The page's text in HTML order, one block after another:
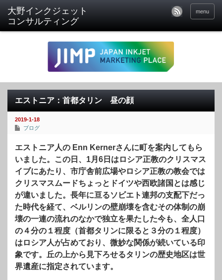
menu
エストニア：首都タリン 昼の顔
2019-1-18
ブログ
エストニア人の Enn Kernerさんに町を案内してもら
いました。この日、1月6日はロシア正教のクリスマス
イブにあたり、市庁舎前広場やロシア正教の教会では
クリスマスムードちょっとドイツや西欧諸国とは感じ
が違いました。長年に亘るソビエト連邦の支配下だっ
た時代を経て、ベルリンの壁崩壊を含むその体制の崩
壊の一連の流れのなかで独立を果たした今も、全人口
の４分の１程度（首都タリンに限ると３分の１程度）
はロシア人が占めており、微妙な関係が続いている印
象です。丘の上から見下ろせるタリンの歴史地区は世
界遺産に指定されています。